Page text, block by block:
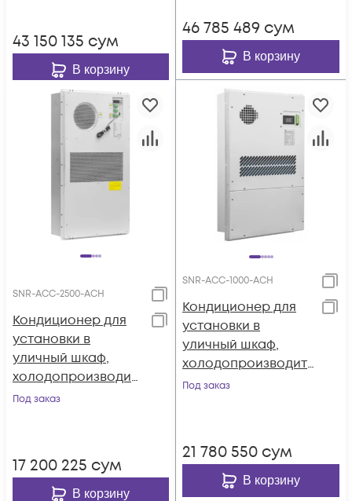
43 150 135 сум
В корзину
46 785 489 сум
В корзину
SNR-ACC-2500-АСH
Кондиционер для
установки в
уличный шкаф,
холодопроизводит
ельность 2500Вт, со
переменного тока
Под заказ
17 200 225 сум
В корзину
SNR-ACC-1000-АСH
Кондиционер для
установки в
уличный шкаф,
холодопроизводит
ельность 1000Вт, со
переменного тока
Под заказ
21 780 550 сум
В корзину